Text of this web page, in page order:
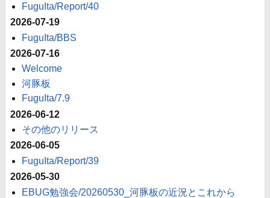
FuguIta/Report/40
2026-07-19
FuguIta/BBS
2026-07-16
Welcome
河豚板
FuguIta/7.9
2026-06-12
その他のリリース
2026-06-05
FuguIta/Report/39
2026-05-30
EBUG勉強会/20260530_河豚板の近況とこれから